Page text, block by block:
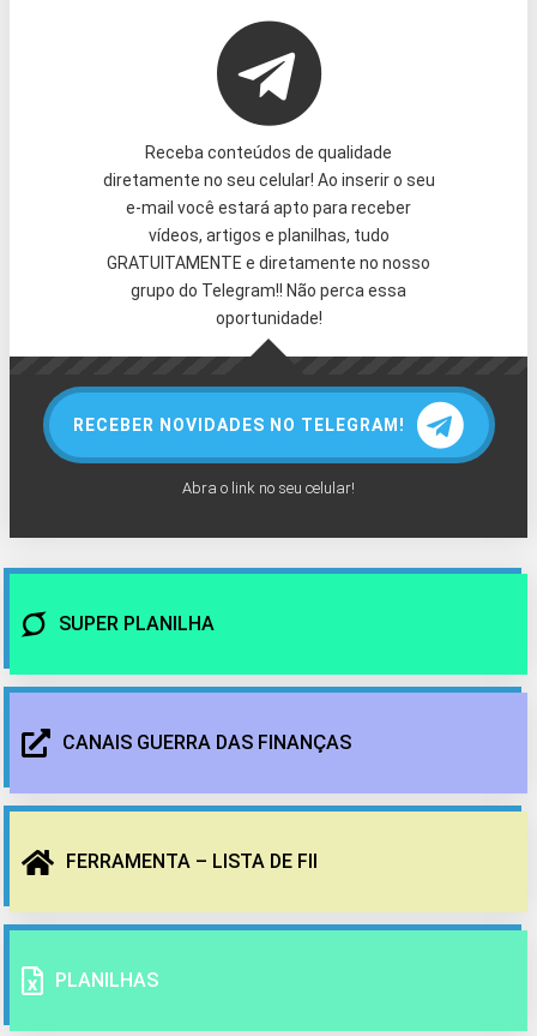
Receba conteúdos de qualidade
diretamente no seu celular! Ao inserir o seu
e-mail você estará apto para receber
vídeos, artigos e planilhas, tudo
GRATUITAMENTE e diretamente no nosso
grupo do Telegram!! Não perca essa
oportunidade!
RECEBER NOVIDADES NO TELEGRAM!
Abra o link no seu celular!
SUPER PLANILHA
CANAIS GUERRA DAS FINANÇAS
FERRAMENTA – LISTA DE FII
PLANILHAS